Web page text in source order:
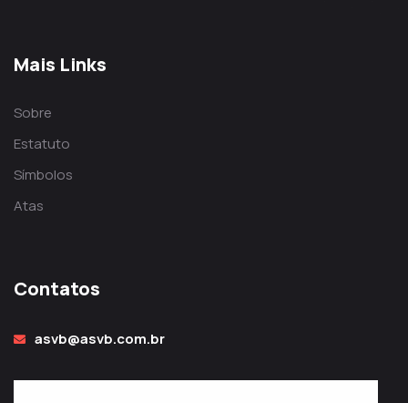
Mais Links
Sobre
Estatuto
Símbolos
Atas
Contatos
asvb@asvb.com.br